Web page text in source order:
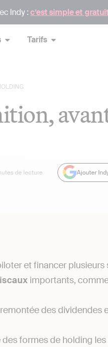
Indy :c’est simple et
Tarifs
de lecture Ajouter
et financer
importants,
des dividendes
des formes de holding